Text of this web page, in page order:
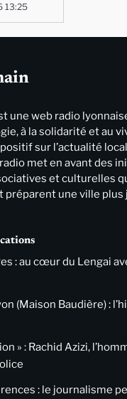
13:25
une web radio
à la solidarité et au
sur l’actualité
met en avant des
et culturelles
préparent une ville plus
: au cœur du Lengai
(Maison Baudière) :
» : Rachid Azizi,
: le journalisme